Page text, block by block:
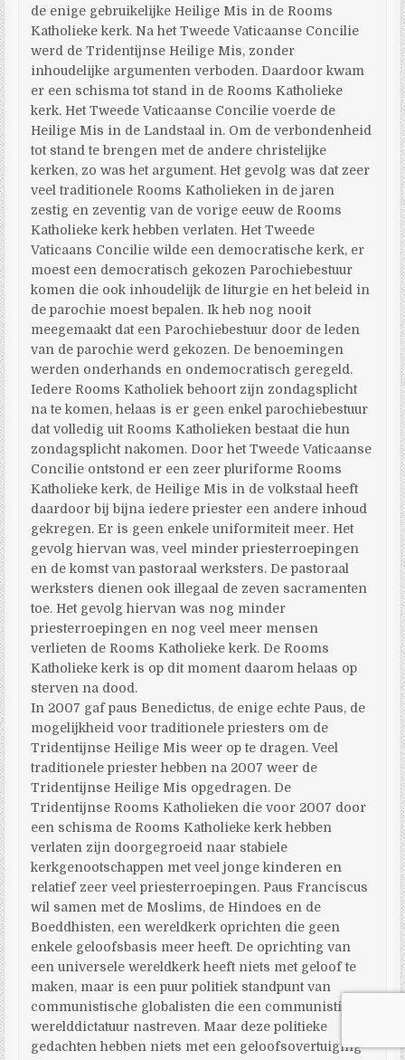
de enige gebruikelijke Heilige Mis in de Rooms
Katholieke kerk. Na het Tweede Vaticaanse Concilie
werd de Tridentijnse Heilige Mis, zonder
inhoudelijke argumenten verboden. Daardoor kwam
er een schisma tot stand in de Rooms Katholieke
kerk. Het Tweede Vaticaanse Concilie voerde de
Heilige Mis in de Landstaal in. Om de verbondenheid
tot stand te brengen met de andere christelijke
kerken, zo was het argument. Het gevolg was dat zeer
veel traditionele Rooms Katholieken in de jaren
zestig en zeventig van de vorige eeuw de Rooms
Katholieke kerk hebben verlaten. Het Tweede
Vaticaans Concilie wilde een democratische kerk, er
moest een democratisch gekozen Parochiebestuur
komen die ook inhoudelijk de liturgie en het beleid in
de parochie moest bepalen. Ik heb nog nooit
meegemaakt dat een Parochiebestuur door de leden
van de parochie werd gekozen. De benoemingen
werden onderhands en ondemocratisch geregeld.
Iedere Rooms Katholiek behoort zijn zondagsplicht
na te komen, helaas is er geen enkel parochiebestuur
dat volledig uit Rooms Katholieken bestaat die hun
zondagsplicht nakomen. Door het Tweede Vaticaanse
Concilie ontstond er een zeer pluriforme Rooms
Katholieke kerk, de Heilige Mis in de volkstaal heeft
daardoor bij bijna iedere priester een andere inhoud
gekregen. Er is geen enkele uniformiteit meer. Het
gevolg hiervan was, veel minder priesterroepingen
en de komst van pastoraal werksters. De pastoraal
werksters dienen ook illegaal de zeven sacramenten
toe. Het gevolg hiervan was nog minder
priesterroepingen en nog veel meer mensen
verlieten de Rooms Katholieke kerk. De Rooms
Katholieke kerk is op dit moment daarom helaas op
sterven na dood.
In 2007 gaf paus Benedictus, de enige echte Paus, de
mogelijkheid voor traditionele priesters om de
Tridentijnse Heilige Mis weer op te dragen. Veel
traditionele priester hebben na 2007 weer de
Tridentijnse Heilige Mis opgedragen. De
Tridentijnse Rooms Katholieken die voor 2007 door
een schisma de Rooms Katholieke kerk hebben
verlaten zijn doorgegroeid naar stabiele
kerkgenootschappen met veel jonge kinderen en
relatief zeer veel priesterroepingen. Paus Franciscus
wil samen met de Moslims, de Hindoes en de
Boeddhisten, een wereldkerk oprichten die geen
enkele geloofsbasis meer heeft. De oprichting van
een universele wereldkerk heeft niets met geloof te
maken, maar is een puur politiek standpunt van
communistische globalisten die een communistische
werelddictatuur nastreven. Maar deze politieke
gedachten hebben niets met een geloofsovertuiging